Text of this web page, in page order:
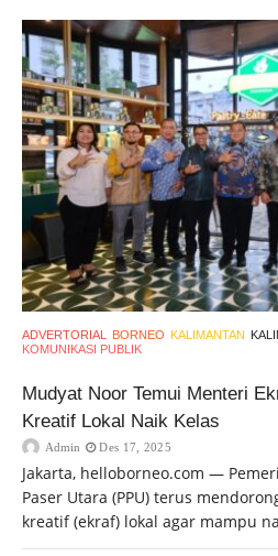
ADVERTORIAL BORNEO KALIMANTAN
KOMUNIKASI PUBLIK
Mudyat Noor Temui Menteri
Kreatif Lokal Naik Kelas
Admin Des 17, 2025
Jakarta, helloborneo.com —
Paser Utara (PPU) terus
kreatif (ekraf) lokal agar mampu